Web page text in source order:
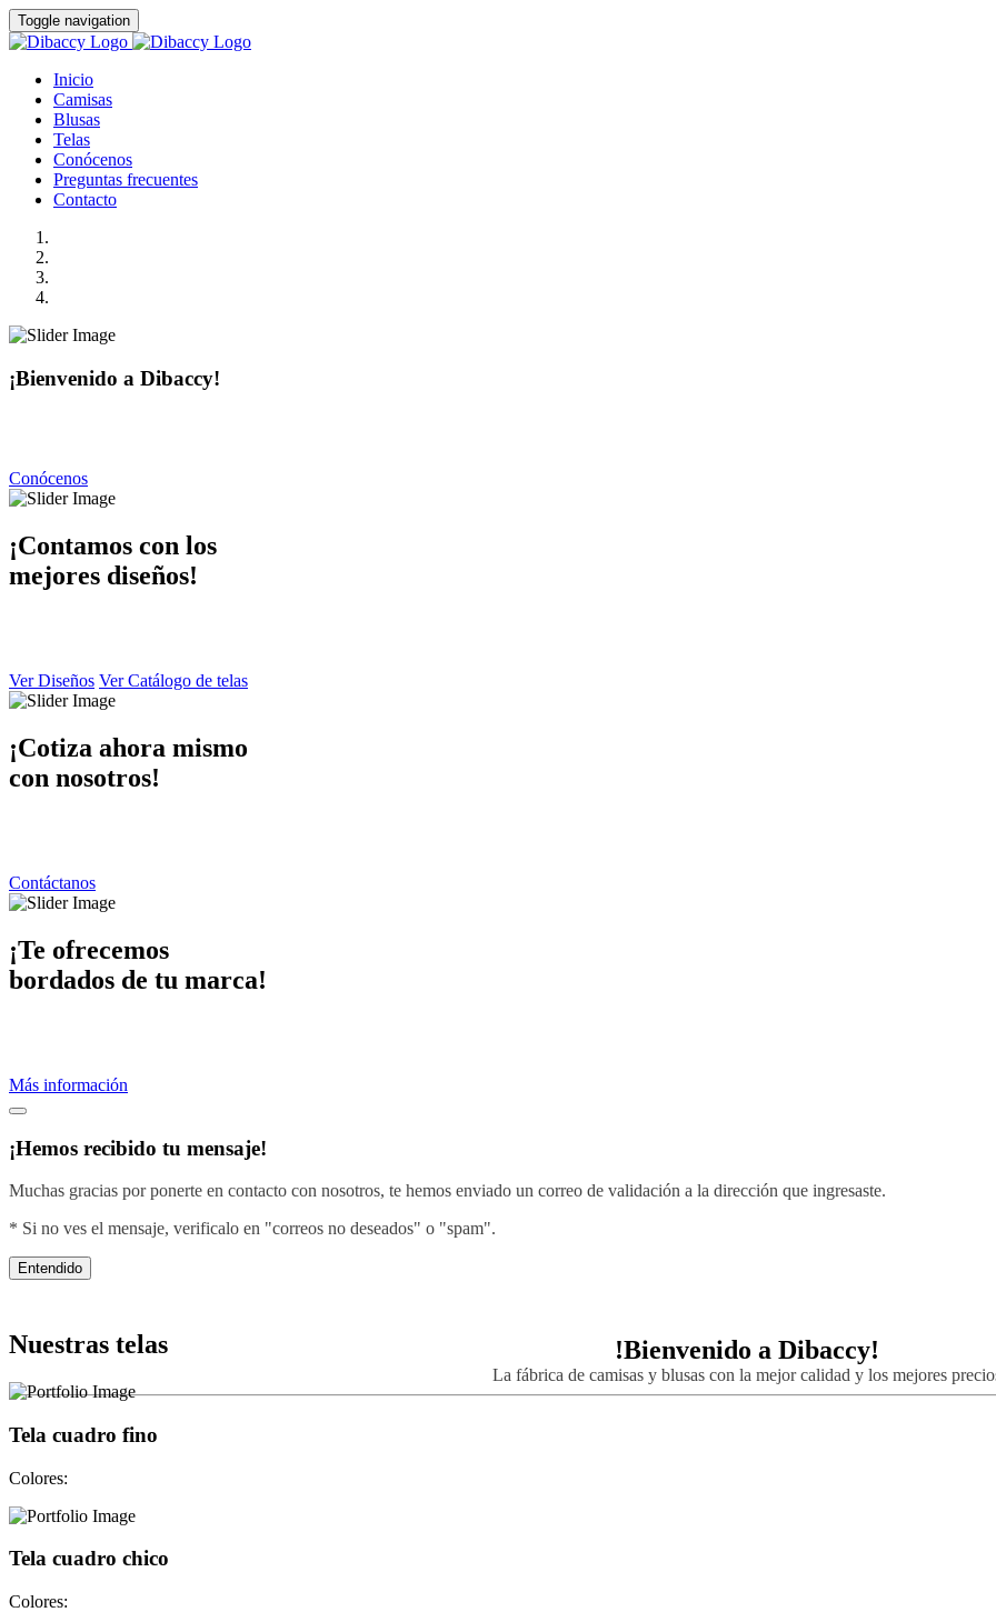
Toggle navigation
Inicio
Camisas
Blusas
Telas
Conócenos
Preguntas frecuentes
Contacto
¡Bienvenido a Dibaccy!
Conócenos
¡Contamos con los
mejores diseños!
Ver Diseños Ver Catálogo de telas
¡Cotiza ahora mismo
con nosotros!
Contáctanos
¡Te ofrecemos
bordados de tu marca!
Más información
¡Hemos recibido tu mensaje!
Muchas gracias por ponerte en contacto con nosotros, te hemos enviado un correo de validación a la dirección que ingresaste.
* Si no ves el mensaje, verificalo en "correos no deseados" o "spam".
Entendido
!Bienvenido a Dibaccy!
La fábrica de camisas y blusas con la mejor calidad y los mejores
Nuestras telas
Tela cuadro fino
Colores:
Tela cuadro chico
Colores: